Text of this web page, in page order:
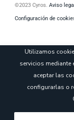
Utilizamos
servicios mediante
aceptar las
configurarlas o
©2023 Cyros. Aviso legal
Configuración de